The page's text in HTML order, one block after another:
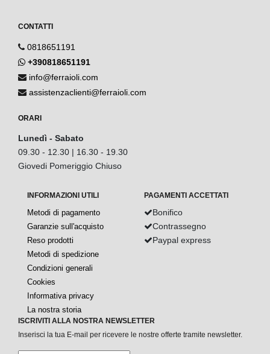
CONTATTI
0818651191
+390818651191
info@ferraioli.com
assistenzaclienti@ferraioli.com
ORARI
Lunedì - Sabato
09.30 - 12.30 | 16.30 - 19.30
Giovedi Pomeriggio Chiuso
INFORMAZIONI UTILI
Metodi di pagamento
Garanzie sull'acquisto
Reso prodotti
Metodi di spedizione
Condizioni generali
Cookies
Informativa privacy
La nostra storia
PAGAMENTI ACCETTATI
Bonifico
Contrassegno
Paypal express
ISCRIVITI ALLA NOSTRA NEWSLETTER
Inserisci la tua E-mail per ricevere le nostre offerte tramite newsletter.